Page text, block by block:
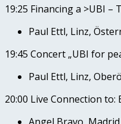
19:25 Financing a >UBI –
Paul Ettl, Linz,
19:45 Concert „UBI for
Paul Ettl, Linz,
20:00 Live Connection to: